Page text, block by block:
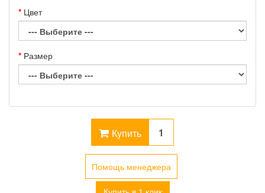
Цвет
Размер
Купить
Помощь менеджера